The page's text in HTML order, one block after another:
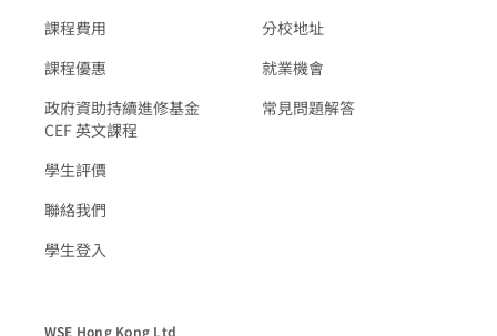
課程費用
課程優惠
政府資助持續進修基金
CEF 英文課程
學生評價
聯絡我們
學生登入
分校地址
就業機會
常見問題解答
WSE Hong Kong Ltd